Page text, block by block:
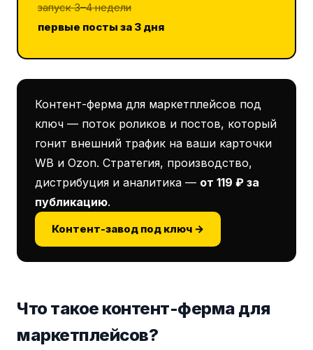
запуск 3–4 недели
первые посты за 3 дня
Контент-ферма для маркетплейсов под
ключ — поток роликов и постов, который
гонит внешний трафик на ваши карточки
WB и Ozon. Стратегия, производство,
дистрибуция и аналитика — от 119 ₽ за
публикацию.
Контент-завод под ключ →
Что такое контент-ферма для
маркетплейсов?